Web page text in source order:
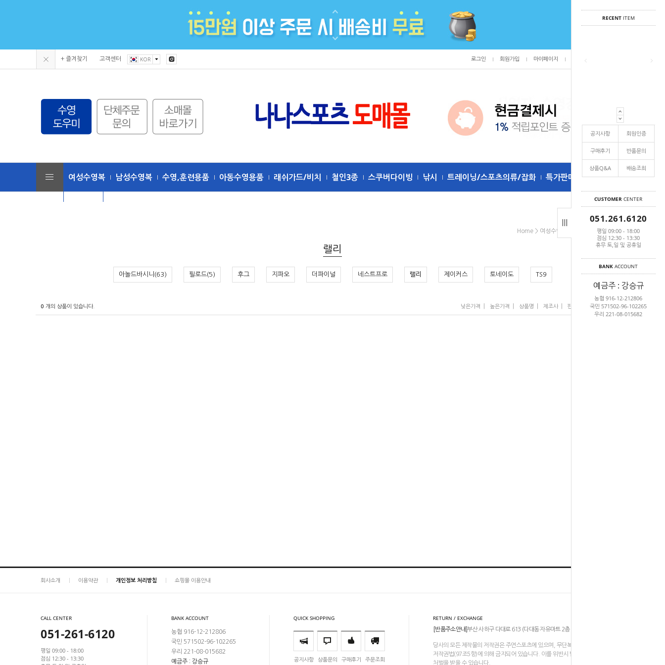
RECENTITEM
공지사항 회원인증
구매후기 반품문의
상품Q&A 배송조희
CUSTOMER CENTER
051.261.6120
평일 09:00 - 18:00
점심 12:30 - 13:30
휴무 토,일 및 공휴일
BANK ACCOUNT
예금주 : 강승규
농협 916-12-212806
국민 571502-96-102265
우리 221-08-015682
+ 즐겨찾기 고객센터 KOR 로그인 회원가입 마이페이지
여성수영복 남성수영복 수영,훈련용품 아동수영용품 래쉬가드/비치 철인3종 스쿠버다이빙 낚시 트레이닝/스포츠의류/잡화 특가판매
Home > 여성수영복 여성일반용 U형>랠리
랠리
아놀드바시니(63) 필로드(5) 후그 지파오 더파이널 네스트프로 랠리 제이커스 토네이도 TS9
0 개의 상품이 있습니다. 낮은가격 높은가격 상품명 제조사| 판매순위 | 많이 본 상품
회사소개 이용약관 개인정보 처리방침 쇼핑몰 이용안내
CALL CENTER
051-261-6120
평일 09:00 - 18:00
점심 12:30 - 13:30
BANK ACCOUNT
농협 916-12-212806
국민 571502-96-102265
우리 221-08-015682
예금주 : 강승규
QUICK SHOPPING
공지사항 상품문의 구매후기 주문조회
RETURN / EXCHANGE
[반품주소안내]부산 사하구 다대로 613 (다대동 자유마트 2층 206-211호)
당사의 모든 제작물의 저작권은 주연스포츠에 있으며, 무단복제나 도용은
저작권법(97조5항)에 의해 금지되어 있습니다. 이를 위반시 법적인
처벌을 받을 수 있습니다.